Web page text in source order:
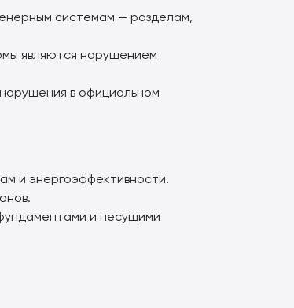
системам — разделам,
являются нарушением
в официальном
и энергоэффективности.
и несущими